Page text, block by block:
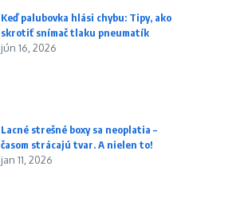
Keď palubovka hlási chybu: Tipy, ako
skrotiť snímač tlaku pneumatík
jún 16, 2026
Lacné strešné boxy sa neoplatia –
časom strácajú tvar. A nielen to!
jan 11, 2026